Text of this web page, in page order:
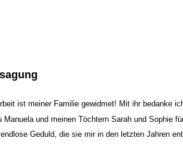
ist meiner Familie gewidmet! Mit ihr bedanke
Manuela und meinen Töchtern Sarah und Sophie
Geduld, die sie mir in den letzten Jahren